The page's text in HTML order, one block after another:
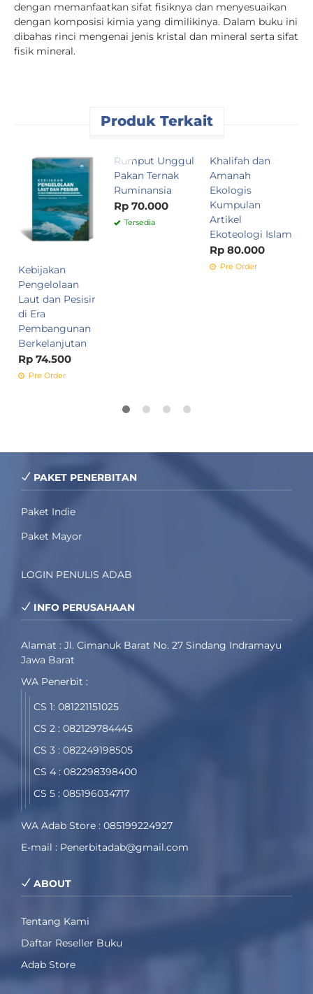
dengan memanfaatkan sifat fisiknya dan menyesuaikan
dengan komposisi kimia yang dimilikinya. Dalam buku ini
dibahas rinci mengenai jenis kristal dan mineral serta sifat
fisik mineral.
Produk Terkait
Kebijakan
Pengelolaan
Laut dan Pesisir
di Era
Pembangunan
Berkelanjutan
Rp 74.500
Pre Order
Rumput Unggul
Pakan Ternak
Ruminansia
Rp 70.000
Tersedia
Khalifah dan
Amanah
Ekologis
Kumpulan
Artikel
Ekoteologi Islam
Rp 80.000
Pre Order
PAKET PENERBITAN
Paket Indie
Paket Mayor
LOGIN PENULIS ADAB
INFO PERUSAHAAN
Alamat : Jl. Cimanuk Barat No. 27 Sindang Indramayu
Jawa Barat
WA Penerbit :
CS 1: 081221151025
CS 2 : 082129784445
CS 3 : 082249198505
CS 4 : 082298398400
CS 5 : 085196034717
WA Adab Store : 085199224927
E-mail : Penerbitadab@gmail.com
ABOUT
Tentang Kami
Daftar Reseller Buku
Adab Store